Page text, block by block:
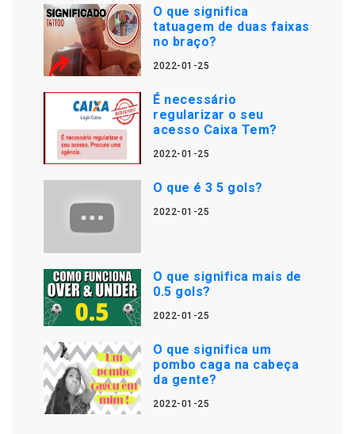
O que significa
tatuagem de duas faixas
no braço?
2022-01-25
É necessário
regularizar o seu
acesso Caixa Tem?
2022-01-25
O que é 3 5 gols?
2022-01-25
O que significa mais de
0.5 gols?
2022-01-25
O que significa um
pombo caga na cabeça
da gente?
2022-01-25